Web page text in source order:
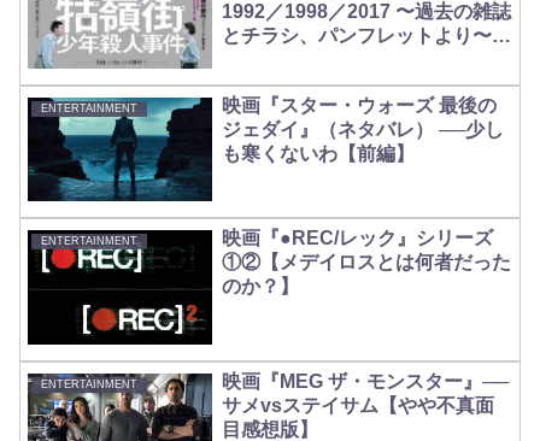
1992／1998／2017 〜過去の雑誌
とチラシ、パンフレットより〜
ENTERTAINMENT
映画『スター・ウォーズ 最後の
ジェダイ』（ネタバレ） ──少し
も寒くないわ【前編】
ENTERTAINMENT
映画『●REC/レック』シリーズ
①②【メデイロスとは何者だった
のか？】
ENTERTAINMENT
映画『MEG ザ・モンスター』──
サメvsステイサム【やや不真面
目感想版】